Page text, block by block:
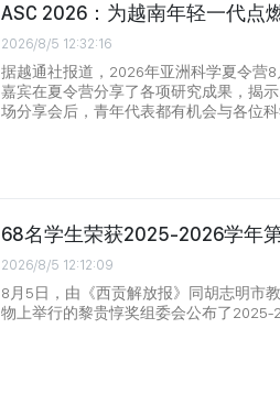
ASC 2026：为越南年轻一代点
2026/8/5 12:32:16
据越通社报道，2026年亚洲科学夏令营
嘉宾在夏令营分享了各项研究成果，揭
场分享会后，青年代表都有机会与各位科
68名学生荣获2025-2026学年
2026/8/5 12:12:09
8月5日，由《西贡解放报》同胡志明市
物上举行的黎贵惇奖组委会公布了2025-